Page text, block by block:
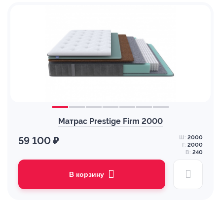
Матрас Prestige Firm 2000
59 100 ₽ Ш: 2000
Г: 2000
В: 240
В корзину